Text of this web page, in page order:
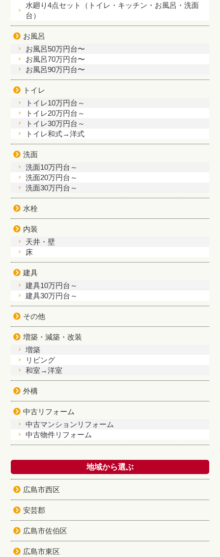
水廻り4点セット（トイレ・キッチン・お風呂・洗面
台）
お風呂
お風呂50万円台〜
お風呂70万円台〜
お風呂90万円台〜
トイレ
トイレ10万円台～
トイレ20万円台～
トイレ30万円台～
トイレ和式→洋式
洗面
洗面10万円台～
洗面20万円台～
洗面30万円台～
水栓
内装
天井・壁
床
建具
建具10万円台～
建具30万円台～
その他
増築・減築・改装
増築
リビング
和室→洋室
外構
中古リフォーム
中古マンションリフォーム
中古物件リフォーム
地域から選ぶ
広島市西区
安芸郡
広島市佐伯区
広島市東区